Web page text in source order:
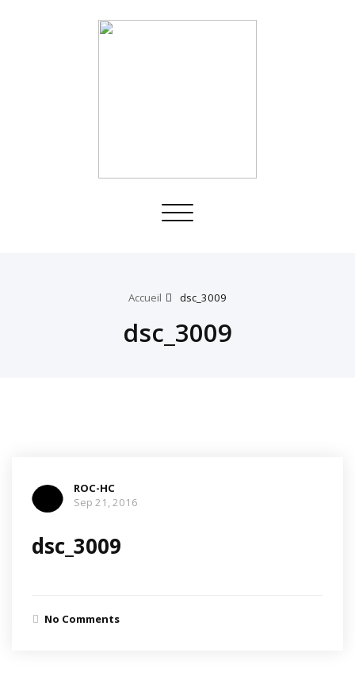
Toggle
Accueil dsc_3009
dsc_3009
ROC-HC
Sep 21, 2016
dsc_3009
No Comments